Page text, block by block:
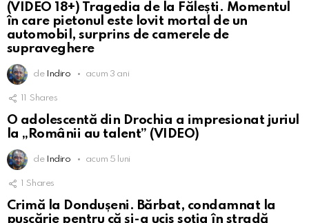
(VIDEO 18+) Tragedia de la Fălești. Momentul
în care pietonul este lovit mortal de un
automobil, surprins de camerele de
supraveghere
de Indiro acum 3 ani
11 Shares
O adolescentă din Drochia a impresionat juriul
la „Românii au talent” (VIDEO)
de Indiro acum 5 luni
1 Shares
Crimă la Dondușeni. Bărbat, condamnat la
pușcărie pentru că și-a ucis soția în stradă